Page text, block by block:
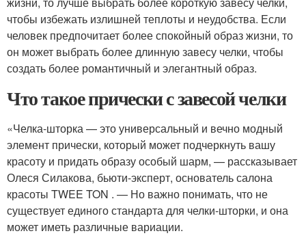
чтобы избежать излишней теплоты и неудобства. Если
человек предпочитает более спокойный образ жизни, то
он может выбрать более длинную завесу челки, чтобы
создать более романтичный и элегантный образ.
Что такое прически с завесой челки
«Челка-шторка — это универсальный и вечно модный
элемент прически, который может подчеркнуть вашу
красоту и придать образу особый шарм, — рассказывает
Олеся Силакова, бьюти-эксперт, основатель салона
красоты TWEE TON . — Но важно понимать, что не
существует единого стандарта для челки-шторки, и она
может иметь различные вариации.